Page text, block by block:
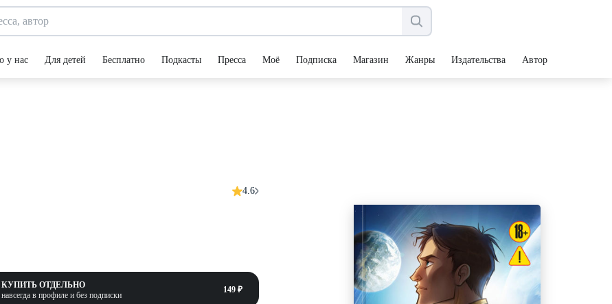
у нас Для детей Бесплатно Подкасты Пресса Моё Подписка Магазин Жанры Издательства Авторы
4.6
КУПИТЬ ОТДЕЛЬНО
навсегда в профиле и без подписки
149 ₽